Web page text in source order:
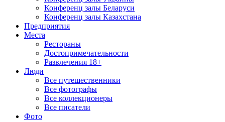
Конференц залы Беларуси
Конференц залы Казахстана
Предприятия
Места
Рестораны
Достопримечательности
Развлечения 18+
Люди
Все путешественники
Все фотографы
Все коллекционеры
Все писатели
Фото